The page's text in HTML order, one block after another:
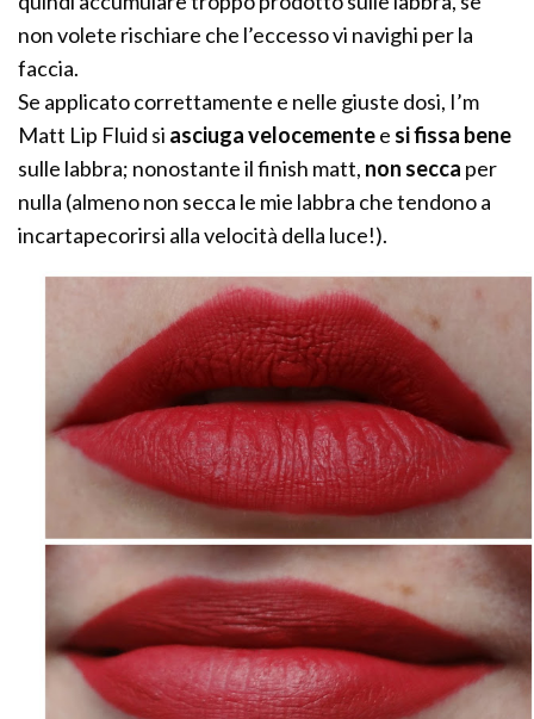
non volete rischiare che l’eccesso vi navighi per la
faccia.
Se applicato correttamente e nelle giuste dosi, I’m
Matt Lip Fluid si asciuga velocementee si fissa bene
sulle labbra; nonostante il finish matt, non secca per
nulla (almeno non secca le mie labbra che tendono a
incartapecorirsi alla velocità della luce!).